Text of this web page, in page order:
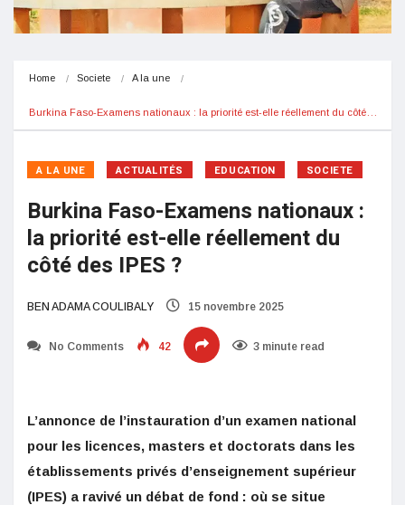
Home Societe A la une
Burkina Faso-Examens nationaux : la priorité est-elle réellement du côté…
A LA UNE ACTUALITÉS EDUCATION SOCIETE
Burkina Faso-Examens nationaux :
la priorité est-elle réellement du
côté des IPES ?
BEN ADAMA COULIBALY 15 novembre 2025
No Comments 42 3 minute read
L’annonce de l’instauration d’un examen national
pour les licences, masters et doctorats dans les
établissements privés d’enseignement supérieur
(IPES) a ravivé un débat de fond : où se situe